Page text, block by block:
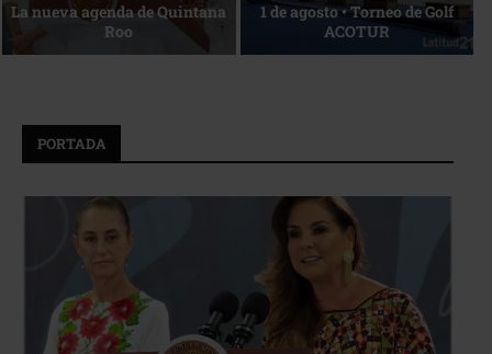
Reconocimiento de viajeros La esencia del servicio
PORTADA